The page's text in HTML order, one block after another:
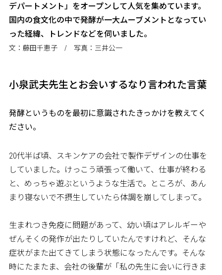
デパートメント」をオープンして人気を集めています。
国内の食文化の中で発酵が一大ムーブメントとなってい
った経緯、トレンドなどを伺いました。
文：藤田千恵子 / 写真：三井公一
小泉武夫先生とお会いするなり言われた言葉
――発酵というものを最初に意識されたきっかけを教えてく
ださい。
20代半ば頃、スキンケアの会社で製作デザインの仕事を
していました。けっこう頑張って働いて、仕事が終わる
と、めっちゃ遊ぶというような生活で。ところが、あん
まり寝ないで不摂生していたら体調を崩してしまって。
生まれつき免疫に問題があって、幼い頃はアレルギーや
ぜんそくの発作が出たりしていたんですけれど、そんな
症状がまた出てきてしまう状態になったんです。そんな
時にたまたま、会社の後輩が「私の先生に会いに行きま